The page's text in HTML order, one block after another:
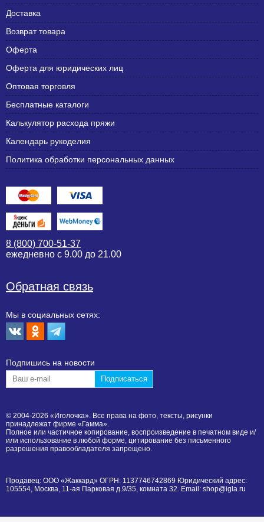
Доставка
Возврат товара
Оферта
Оферта для юридических лиц
Оптовая торговля
Бесплатные каталоги
Калькулятор расхода пряжи
Календарь рукоделия
Политика обработки персональных данных
8 (800) 700-51-37
ежедневно с 9.00 до 21.00
Обратная связь
Мы в социальных сетях:
Подпишиcь на новости
© 2004-2026 «Иголочка». Все права на фото, тексты, рисунки
принадлежат фирме «Гамма».
Полное или частичное копирование, воспроизведение в печатном виде и/
или использование в любой форме, цитирование без письменного
разрешения правообладателя запрещено.
Продавец: ООО «Жаккард» ОГРН: 1137746742869 Юридический адрес:
105554, Москва, 11-ая Парковая д.9/35, комната 32. Email: shop@igla.ru